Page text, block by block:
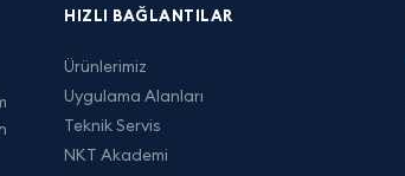
HIZLI BAĞLANTILAR
Ürünlerimiz
Uygulama Alanları
Teknik Servis
NKT Akademi